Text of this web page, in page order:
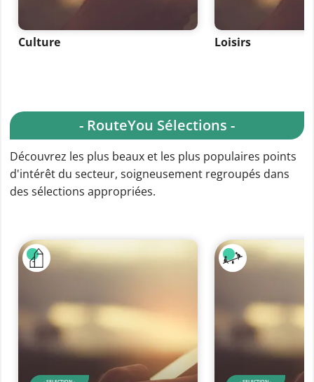
Culture Loisirs
- RouteYou Sélections -
Découvrez les plus beaux et les plus populaires points
d'intérêt du secteur, soigneusement regroupés dans
des sélections appropriées.